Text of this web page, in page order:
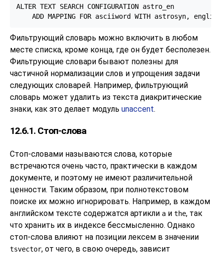
ALTER TEXT SEARCH CONFIGURATION astro_en
ADD MAPPING FOR asciiword WITH astrosyn,
Фильтрующий словарь можно включить в любом
месте списка, кроме конца, где он будет бесполезен.
Фильтрующие словари бывают полезны для
частичной нормализации слов и упрощения задачи
следующих словарей. Например, фильтрующий
словарь может удалить из текста диакритические
знаки, как это делает модуль unaccent.
12.6.1. Стоп-слова
Стоп-словами называются слова, которые
встречаются очень часто, практически в каждом
документе, и поэтому не имеют различительной
ценности. Таким образом, при полнотекстовом
поиске их можно игнорировать. Например, в каждом
английском тексте содержатся артикли a и the, так
что хранить их в индексе бессмысленно. Однако
стоп-слова влияют на позиции лексем в значении
tsvector, от чего, в свою очередь, зависит